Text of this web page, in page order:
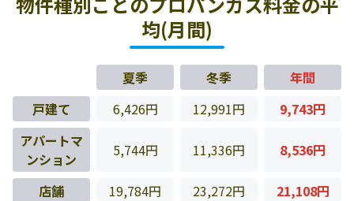
均(月間)
夏季 冬季
年間
戸建て
6,426円 12,991円
9,743円
アパートマ
ンション
5,744円 11,336円 8,536円
店舗 19,784円 23,272円 21,108円